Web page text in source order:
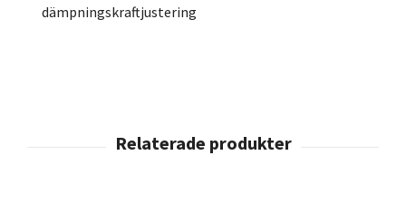
dämpningskraftjustering